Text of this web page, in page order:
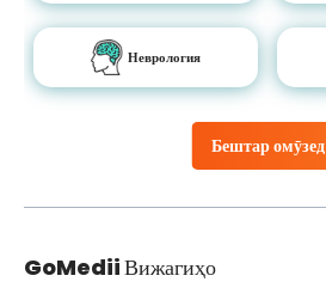
Бештар омӯзед
Неврология
GoMediiВижагиҳо